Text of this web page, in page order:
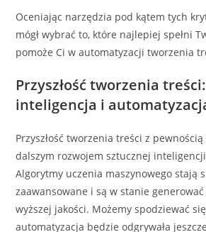
Oceniając narzędzia pod kątem tych
mógł wybrać to, które najlepiej spełni
pomoże Ci w automatyzacji tworzenia
Przyszłość tworzenia
inteligencja i
Przyszłość tworzenia treści z
dalszym rozwojem sztucznej
Algorytmy uczenia maszynowego stają
zaawansowane i są w stanie
wyższej jakości. Możemy spodziewać
automatyzacja będzie odgrywała